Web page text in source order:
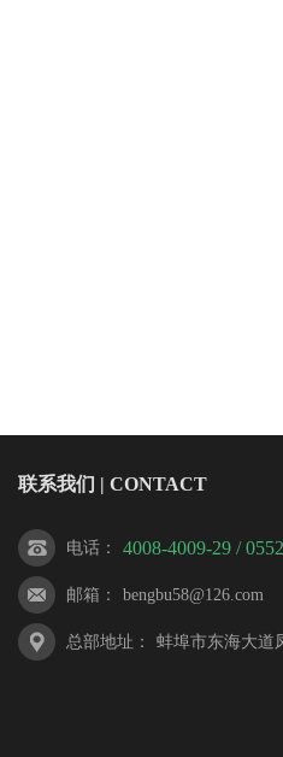
联系我们 | CONTACT
电话 ： 4008-4009-29 /
邮箱 ： bengbu58@126.com
总部地址 ： 蚌埠市东海大道